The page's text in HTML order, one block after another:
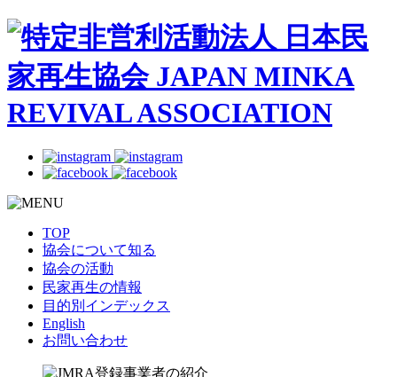
TOP
協会について知る
協会の活動
民家再生の情報
目的別インデックス
English
お問い合わせ